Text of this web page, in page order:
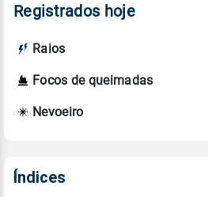
Registrados hoje
Raios
Focos de queimadas
Nevoeiro
Índices